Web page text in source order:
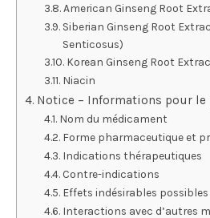
American Ginseng Root
Siberian Ginseng Root
Senticosus)
Korean Ginseng Root
Niacin
Notice – Informations pour le
Nom du médicament
Forme pharmaceutique et
Indications thérapeutiques
Contre-indications
Effets indésirables possibles
Interactions avec d’autres